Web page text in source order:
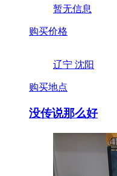
暂无信息
购买价格
辽宁 沈阳
购买地点
没传说那么好